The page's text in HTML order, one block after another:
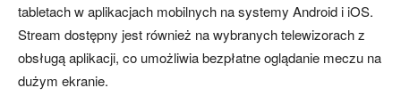
tabletach w aplikacjach mobilnych na systemy Android i iOS.
Stream dostępny jest również na wybranych telewizorach z
obsługą aplikacji, co umożliwia bezpłatne oglądanie meczu na
dużym ekranie.